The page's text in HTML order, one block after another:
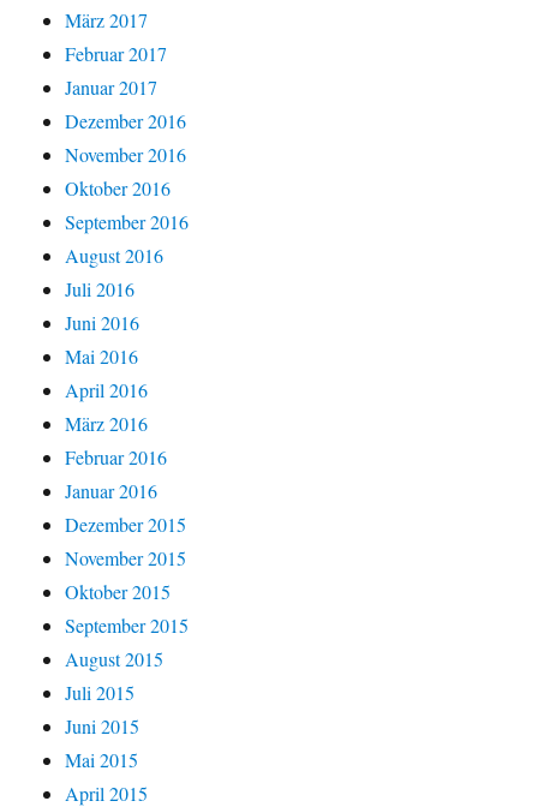
März 2017
Februar 2017
Januar 2017
Dezember 2016
November 2016
Oktober 2016
September 2016
August 2016
Juli 2016
Juni 2016
Mai 2016
April 2016
März 2016
Februar 2016
Januar 2016
Dezember 2015
November 2015
Oktober 2015
September 2015
August 2015
Juli 2015
Juni 2015
Mai 2015
April 2015